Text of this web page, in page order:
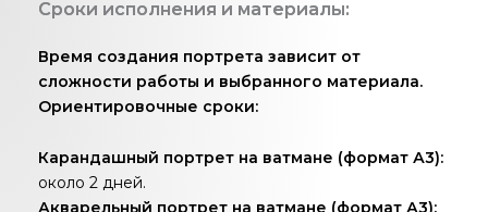
Сроки исполнения и материалы:
Время создания портрета зависит от
сложности работы и выбранного материала.
Ориентировочные сроки:
Карандашный портрет на ватмане (формат А3):
около 2 дней.
Акварельный портрет на ватмане (формат А3):